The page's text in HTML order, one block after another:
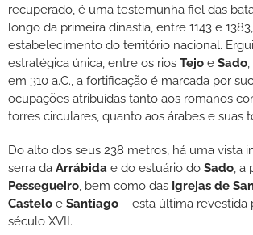
recuperado, é uma testemunha fiel das
longo da primeira dinastia, entre 1143 e
estabelecimento do território nacional.
estratégica única, entre os rios Tejo e Sado
em 310 a.C., a fortificação é marcada por
ocupações atribuídas tanto aos romanos
torres circulares, quanto aos árabes e suas
Do alto dos seus 238 metros, há uma vista
serra da Arrábida e do estuário do Sado, a
Pessegueiro, bem como das Igrejas de
Castelo e Santiago – esta última revestida
século XVII.